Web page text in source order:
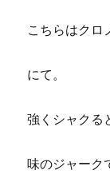
こちらはクロ
にて。
強くシャクる
味のジャーク